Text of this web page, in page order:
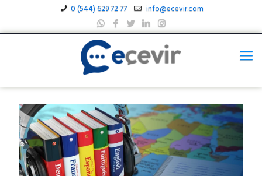
0 (544) 629 72 77 info@ecevir.com